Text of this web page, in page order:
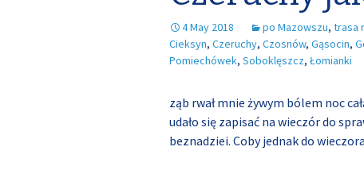
4 May 2018 po Mazowszu, trasa
Cieksyn, Czeruchy, Czosnów, Gąsocin,
Pomiechówek, Soboklęszcz, Łomianki
ząb rwał mnie żywym bólem noc
udało się zapisać na wieczór do
beznadziei. Coby jednak do